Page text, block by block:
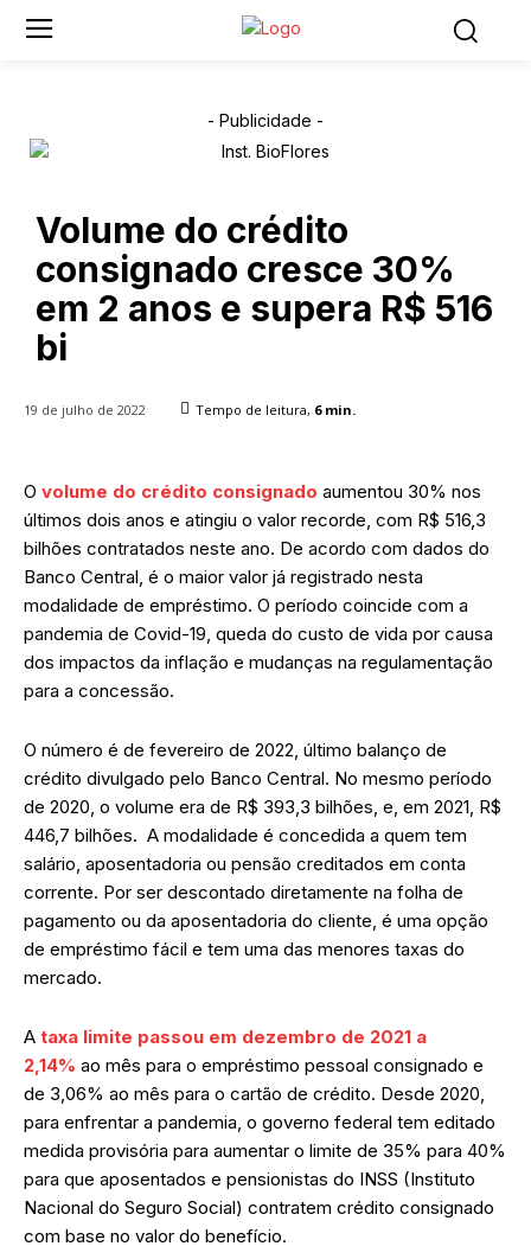
- Publicidade -
Volume do crédito
consignado cresce 30%
em 2 anos e supera R$ 516
bi
19 de julho de 2022 Tempo de leitura, 6min.
O volume do crédito consignado aumentou 30% nos
últimos dois anos e atingiu o valor recorde, com R$ 516,3
bilhões contratados neste ano. De acordo com dados do
Banco Central, é o maior valor já registrado nesta
modalidade de empréstimo. O período coincide com a
pandemia de Covid-19, queda do custo de vida por causa
dos impactos da inflação e mudanças na regulamentação
para a concessão.
O número é de fevereiro de 2022, último balanço de
crédito divulgado pelo Banco Central. No mesmo período
de 2020, o volume era de R$ 393,3 bilhões, e, em 2021, R$
446,7 bilhões. A modalidade é concedida a quem tem
salário, aposentadoria ou pensão creditados em conta
corrente. Por ser descontado diretamente na folha de
pagamento ou da aposentadoria do cliente, é uma opção
de empréstimo fácil e tem uma das menores taxas do
mercado.
A taxa limite passou em dezembro de 2021 a
2,14% ao mês para o empréstimo pessoal consignado e
de 3,06% ao mês para o cartão de crédito. Desde 2020,
para enfrentar a pandemia, o governo federal tem editado
medida provisória para aumentar o limite de 35% para 40%
para que aposentados e pensionistas do INSS (Instituto
Nacional do Seguro Social) contratem crédito consignado
com base no valor do benefício.